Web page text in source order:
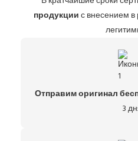
продукциис внесением
Отправим оригинал
3